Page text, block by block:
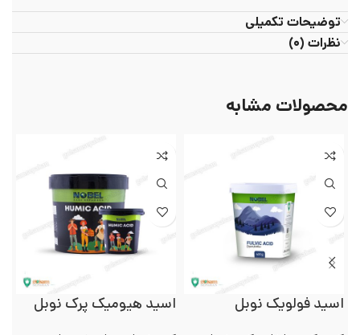
توضیحات تکمیلی
نظرات (۰)
محصولات مشابه
اسید فولویک نوبل
اسید هیومیک پرک نوبل